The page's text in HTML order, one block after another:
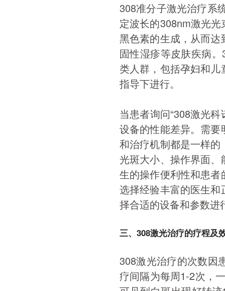
308准分子激光治疗系
定波长的308nm激光
黑色素的生成，从而
固性湿疹等皮肤疾病
类人群，包括孕妇和
指导下进行。
当患者询问“308激光
设备的性能差异。需
和治疗机制都是一样
光斑大小、操作界面
生的操作便利性和患
选择经验丰富的医生
择合适的设备和参数进
三、308激光治疗的疗程及
308激光治疗的次数因
疗间隔为每周1-2次，